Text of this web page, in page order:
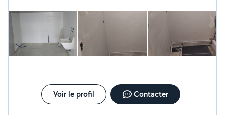
Voir le profil Contacter